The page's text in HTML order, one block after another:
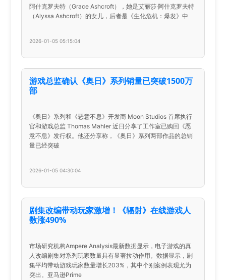
阿什克罗夫特（Grace Ashcroft），她是艾丽莎·阿什克罗夫特
（Alyssa Ashcroft）的女儿，后者是《生化危机：爆发》中
2026-01-05 05:15:04
游戏总监确认《奥日》系列销量已突破1500万
部
《奥日》系列和《恶意不息》开发商 Moon Studios 首席执行
官和游戏总监 Thomas Mahler 近日分享了工作室已购回《恶
意不息》发行权。他还分享称，《奥日》系列两部作品的总销
量已经突破
2026-01-05 04:30:04
剧集改编带动玩家激增！《辐射》在线游戏人
数涨490%
市场研究机构Ampere Analysis最新数据显示，电子游戏的真
人改编剧集对系列玩家数量具有显著拉动作用。数据显示，剧
集平均带动游戏玩家数量增长203%，其中个别案例表现尤为
突出。亚马逊Prime